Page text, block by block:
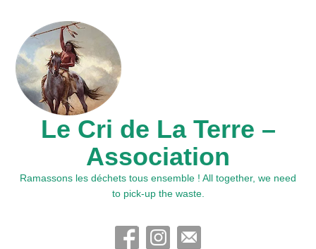
Le Cri de La Terre –
Association
Ramassons les déchets tous ensemble ! All together, we need
to pick-up the waste.